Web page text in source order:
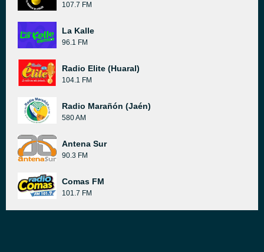
107.7 FM
La Kalle
96.1 FM
Radio Elite (Huaral)
104.1 FM
Radio Marañón (Jaén)
580 AM
Antena Sur
90.3 FM
Comas FM
101.7 FM